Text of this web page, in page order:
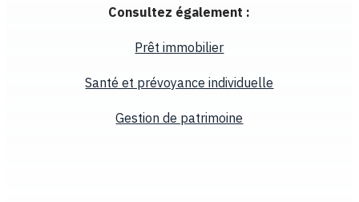
Consultez également :
Prêt immobilier
Santé et prévoyance individuelle
Gestion de patrimoine